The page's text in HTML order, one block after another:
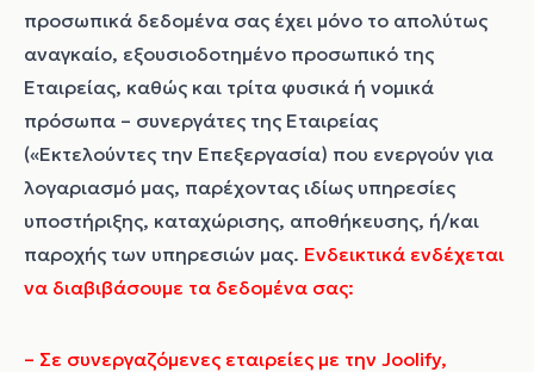
προσωπικά δεδομένα σας έχει μόνο το απολύτως
αναγκαίο, εξουσιοδοτημένο προσωπικό της
Εταιρείας, καθώς και τρίτα φυσικά ή νομικά
πρόσωπα – συνεργάτες της Εταιρείας
(«Εκτελούντες την Επεξεργασία) που ενεργούν για
λογαριασμό μας, παρέχοντας ιδίως υπηρεσίες
υποστήριξης, καταχώρισης, αποθήκευσης, ή/και
παροχής των υπηρεσιών μας. Ενδεικτικά ενδέχεται
να διαβιβάσουμε τα δεδομένα σας:
– Σε συνεργαζόμενες εταιρείες με την Joolify,